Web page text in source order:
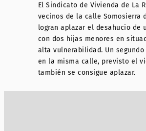
El Sindicato de Vivienda de La
vecinos de la calle Somosierra
logran aplazar el desahucio de
con dos hijas menores en
alta vulnerabilidad. Un
en la misma calle, previsto el
también se consigue